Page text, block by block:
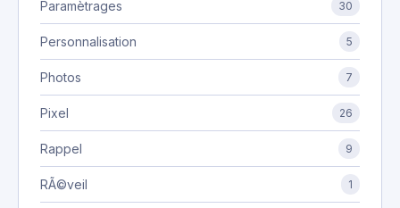
Paramètrages 30
Personnalisation 5
Photos 7
Pixel 26
Rappel 9
RÃ©veil 1